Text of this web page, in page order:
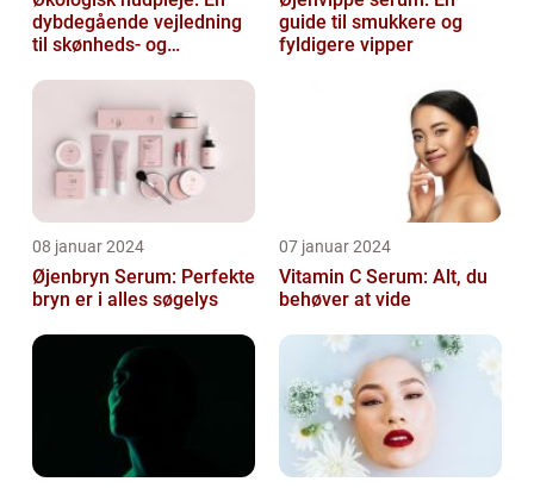
dybdegående vejledning
til skønheds- og
guide til smukkere og
fyldigere vipper
08 januar 2024
Øjenbryn Serum: Perfekte
bryn er i alles søgelys
07 januar 2024
Vitamin C Serum: Alt, du
behøver at vide